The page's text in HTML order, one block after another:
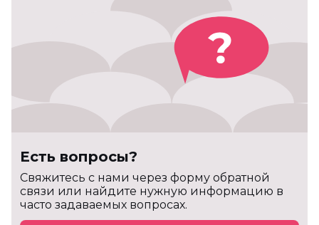
Есть вопросы?
Cвяжитесь с нами через форму обратной
связи или найдите нужную информацию в
часто задаваемых вопросах.